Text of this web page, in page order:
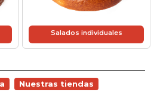
Salados individuales
Nuestras tiendas